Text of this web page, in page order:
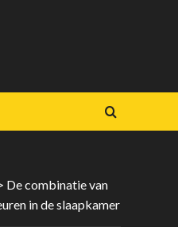
De combinatie van
in de slaapkamer